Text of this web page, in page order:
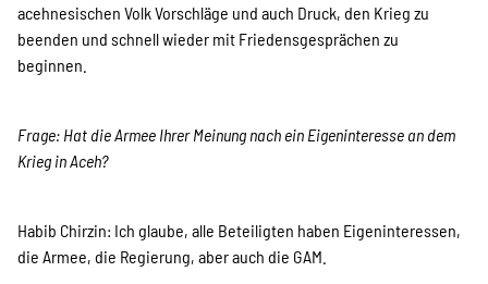
acehnesischen Volk Vorschläge und auch Druck, den Krieg zu
beenden und schnell wieder mit Friedensgesprächen zu
beginnen.
Frage: Hat die Armee Ihrer Meinung nach ein Eigeninteresse an dem
Krieg in Aceh?
Habib Chirzin: Ich glaube, alle Beteiligten haben Eigeninteressen,
die Armee, die Regierung, aber auch die GAM.